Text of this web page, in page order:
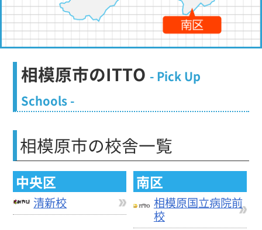
相模原市のITTO - Pick Up
Schools -
相模原市の校舎一覧
中央区
清新校
南区
相模原国立病院前
校